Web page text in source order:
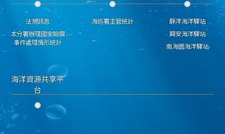
法規訊息
本分署辦理國家賠償
事件處理情形統計
海巡署主管統計
靜洋海洋驛站
興安海洋驛站
南海園海洋驛站
海洋資源共享平
台